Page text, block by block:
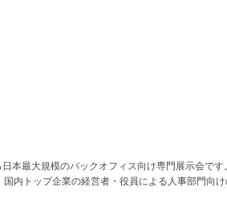
本最大規模のバックオフィス向け専門展示会です。
内トップ企業の経営者・役員による人事部門向